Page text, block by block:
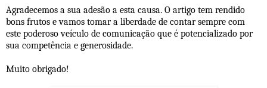
Agradecemos a sua adesão a esta causa. O artigo tem rendido
bons frutos e vamos tomar a liberdade de contar sempre com
este poderoso veículo de comunicação que é potencializado por
sua competência e generosidade.
Muito obrigado!